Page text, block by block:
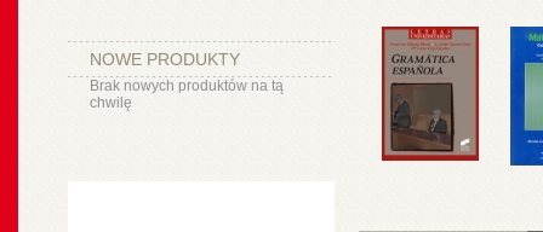
NOWE PRODUKTY
Brak nowych produktów na tą
chwilę